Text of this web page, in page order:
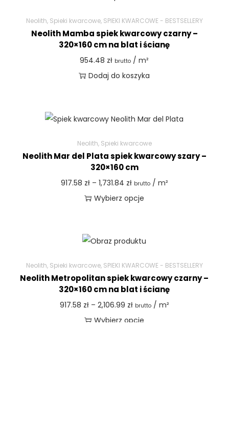
Neolith, Spieki kwarcowe, SPIEKI KWARCOWE - BESTSELLERY
Neolith Mamba spiek kwarcowy czarny –
320×160 cm na blat i ścianę
954.48 zł brutto / m²
Dodaj do koszyka
Neolith, Spieki kwarcowe
Neolith Mar del Plata spiek kwarcowy szary –
320×160 cm
917.58 zł – 1,731.84 zł brutto/ m²
Wybierz opcje
Neolith, Spieki kwarcowe, SPIEKI KWARCOWE - BESTSELLERY
Neolith Metropolitan spiek kwarcowy czarny –
320×160 cm na blat i ścianę
917.58 zł – 2,106.99 zł brutto/ m²
Wybierz opcje